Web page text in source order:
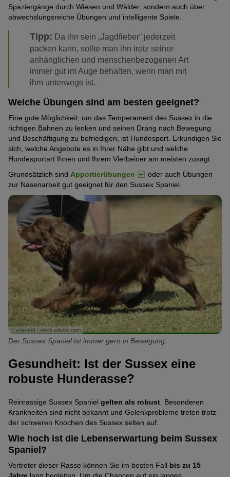
Spaziergänge durch Wiesen und Wälder, sondern auch über
abwechslungsreiche Übungen und intelligente Spiele.
Tipp: Da ihn sein „Jagdfieber“ jederzeit
packen kann, sollte man ihn trotz seiner
anhänglichen und menschenbezogenen Art
immer gut im Auge behalten, wenn man mit
ihm unterwegs ist.
Welche Übungen sind am besten geeignet?
Eine gute Möglichkeit, um das Temperament des Sussex in die
richtigen Bahnen zu lenken und seinen Drang nach Bewegung
und Beschäftigung zu befriedigen, ist Hundesport. Erkundigen Sie
sich, welche Angebote es in Ihrer Nähe gibt und welche
Hundesportart Ihnen und Ihrem Vierbeiner am meisten zusagt.
Grundsätzlich sind Apportierübungen
oder auch Übungen
zur Nasenarbeit gut geeignet für den Sussex Spaniel.
© avarand / stock.adobe.com
Der Sussex Spaniel ist immer gern in Bewegung.
Gesundheit: Ist der Sussex eine
robuste Hunderasse?
Reinrassige Sussex Spaniel gelten als robust. Besonderen
Krankheiten sind nicht bekannt und Gelenkprobleme treten trotz
der schweren Knochen des Sussex selten auf.
Wie hoch ist die Lebenserwartung beim Sussex
Spaniel?
Vertreter dieser Rasse können Sie im besten Fall bis zu 15